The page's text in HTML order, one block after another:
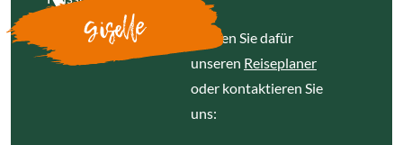
Giselle
Nutzen Sie dafür
unseren Reiseplaner
oder kontaktieren Sie
uns: